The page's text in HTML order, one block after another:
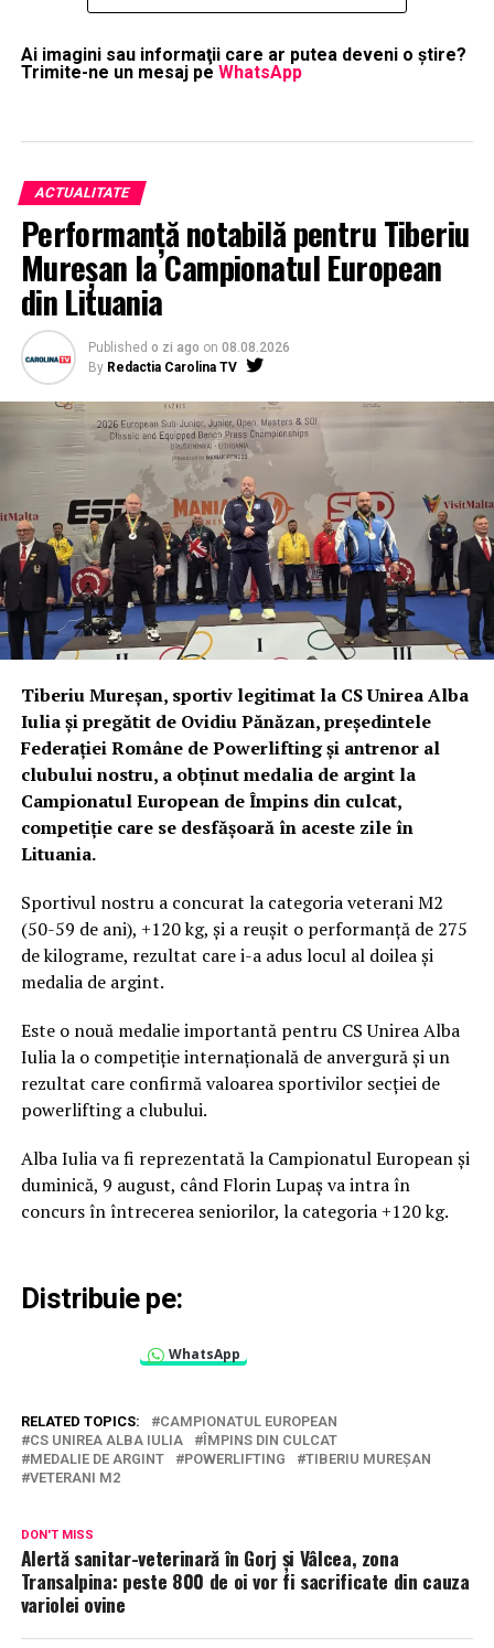
Ai imagini sau informaţii care ar putea deveni o ştire?
Trimite-ne un mesaj pe WhatsApp
ACTUALITATE
Performanță notabilă pentru Tiberiu
Mureșan la Campionatul European
din Lituania
Published o zi ago on 08.08.2026
By Redactia Carolina TV
Tiberiu Mureșan, sportiv legitimat la CS Unirea Alba
Iulia și pregătit de Ovidiu Pănăzan, președintele
Federației Române de Powerlifting și antrenor al
clubului nostru, a obținut medalia de argint la
Campionatul European de Împins din culcat,
competiție care se desfășoară în aceste zile în
Lituania.
Sportivul nostru a concurat la categoria veterani M2
(50-59 de ani), +120 kg, și a reușit o performanță de 275
de kilograme, rezultat care i-a adus locul al doilea și
medalia de argint.
Este o nouă medalie importantă pentru CS Unirea Alba
Iulia la o competiție internațională de anvergură și un
rezultat care confirmă valoarea sportivilor secției de
powerlifting a clubului.
Alba Iulia va fi reprezentată la Campionatul European și
duminică, 9 august, când Florin Lupaș va intra în
concurs în întrecerea seniorilor, la categoria +120 kg.
Distribuie pe:
WhatsApp
RELATED TOPICS:
CAMPIONATUL EUROPEAN
CS UNIREA ALBA IULIA
ÎMPINS DIN CULCAT
MEDALIE DE ARGINT
POWERLIFTING
TIBERIU MUREȘAN
VETERANI M2
DON'T MISS
Alertă sanitar-veterinară în Gorj și Vâlcea, zona
Transalpina: peste 800 de oi vor fi sacrificate din cauza
variolei ovine